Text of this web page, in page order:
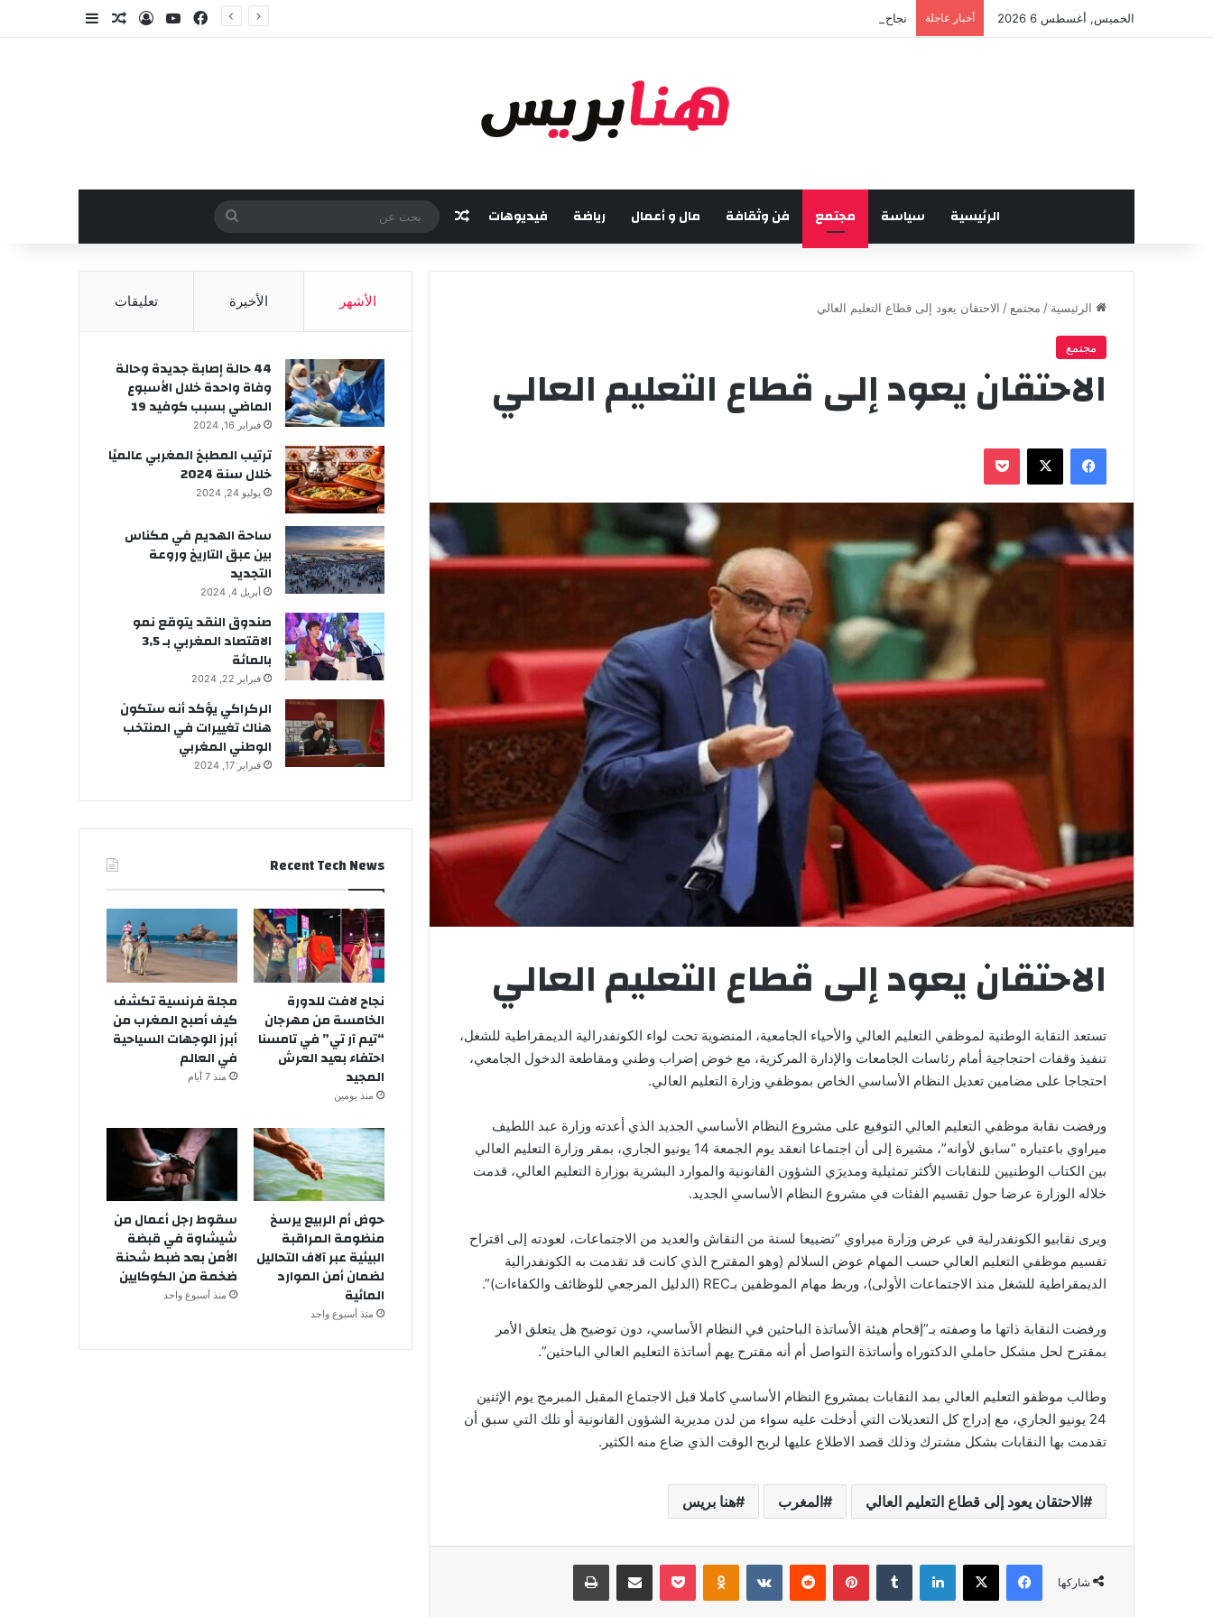
الخميس, أغسطس 6 2026 أخبار عاجلة نجاح لافت للدورة الخامسة من مهرجان “تيم آر تي” في تامسنا احتفاء بعيد العرش المجيد فيسبوك‫YouTubeتسجيل الدخول
مقال عشوائي
الرئيسية سياسة مجتمع فن وثقافة مال و أعمال رياضة فيديوهات مقال عشوائي
عن
الرئيسية / مجتمع / الاحتقان يعود إلى قطاع التعليم العالي
مجتمع
الاحتقان يعود إلى قطاع التعليم العالي
فيسبوك
الاحتقان يعود إلى قطاع التعليم العالي
تستعد النقابة الوطنية لموظفي التعليم العالي والأحياء الجامعية، المنضوية تحت لواء الكونفدرالية الديمقراطية للشغل،
تنفيذ وقفات احتجاجية أمام رئاسات الجامعات والإدارة المركزية، مع خوض إضراب وطني ومقاطعة الدخول الجامعي،
احتجاجا على مضامين تعديل النظام الأساسي الخاص بموظفي وزارة التعليم العالي.
ورفضت نقابة موظفي التعليم العالي التوقيع على مشروع النظام الأساسي الجديد الذي أعدته وزارة عبد اللطيف
ميراوي باعتباره “سابق لأوانه”، مشيرة إلى أن اجتماعا انعقد يوم الجمعة 14 يونيو الجاري، بمقر وزارة التعليم العالي
بين الكتاب الوطنيين للنقابات الأكثر تمثيلية ومديرَي الشؤون القانونية والموارد البشرية بوزارة التعليم العالي، قدمت
خلاله الوزارة عرضا حول تقسيم الفئات في مشروع النظام الأساسي الجديد.
ويرى نقابيو الكونفدرلية في عرض وزارة ميراوي “تضييعا لسنة من النقاش والعديد من الاجتماعات، لعودته إلى اقتراح
تقسيم موظفي التعليم العالي حسب المهام عوض السلالم (وهو المقترح الذي كانت قد تقدمت به الكونفدرالية
الديمقراطية للشغل منذ الاجتماعات الأولى)، وربط مهام الموظفين بـREC (الدليل المرجعي للوظائف والكفاءات)”.
ورفضت النقابة ذاتها ما وصفته بـ”إقحام هيئة الأساتذة الباحثين في النظام الأساسي، دون توضيح هل يتعلق الأمر
بمقترح لحل مشكل حاملي الدكتوراه وأساتذة التواصل أم أنه مقترح يهم أساتذة التعليم العالي الباحثين”.
وطالب موظفو التعليم العالي بمد النقابات بمشروع النظام الأساسي كاملا قبل الاجتماع المقبل المبرمج يوم الإثنين
24 يونيو الجاري، مع إدراج كل التعديلات التي أدخلت عليه سواء من لدن مديرية الشؤون القانونية أو تلك التي سبق أن
تقدمت بها النقابات بشكل مشترك وذلك قصد الاطلاع عليها لربح الوقت الذي ضاع منه الكثير.
الاحتقان يعود إلى قطاع التعليم العالي المغرب هنا بريس
شاركها
فيسبوك لينكدإن بينتيريست
الأشهر الأخيرة تعليقات
44 حالة إصابة جديدة وحالة
وفاة واحدة خلال الأسبوع
الماضي بسبب كوفيد 19
فبراير 16, 2024
ترتيب المطبخ المغربي عالميًا
خلال سنة 2024
يوليو 24, 2024
ساحة الهديم في مكناس
بين عبق التاريخ وروعة
التجديد
أبريل 4, 2024
صندوق النقد يتوقع نمو
الاقتصاد المغربي بـ 3,5
بالمائة
فبراير 22, 2024
الركراكي يؤكد أنه ستكون
هناك تغييرات في المنتخب
الوطني المغربي
فبراير 17, 2024
Recent Tech News
نجاح لافت للدورة
الخامسة من مهرجان
“تيم آر تي” في تامسنا
احتفاء بعيد العرش
المجيد
منذ يومين
مجلة فرنسية تكشف
كيف أصبح المغرب من
أبرز الوجهات السياحية
في العالم
منذ 7 أيام
حوض أم الربيع يرسخ
منظومة المراقبة
البيئية عبر آلاف التحاليل
لضمان أمن الموارد
المائية
منذ أسبوع واحد
سقوط رجل أعمال من
شيشاوة في قبضة
الأمن بعد ضبط شحنة
ضخمة من الكوكايين
منذ أسبوع واحد